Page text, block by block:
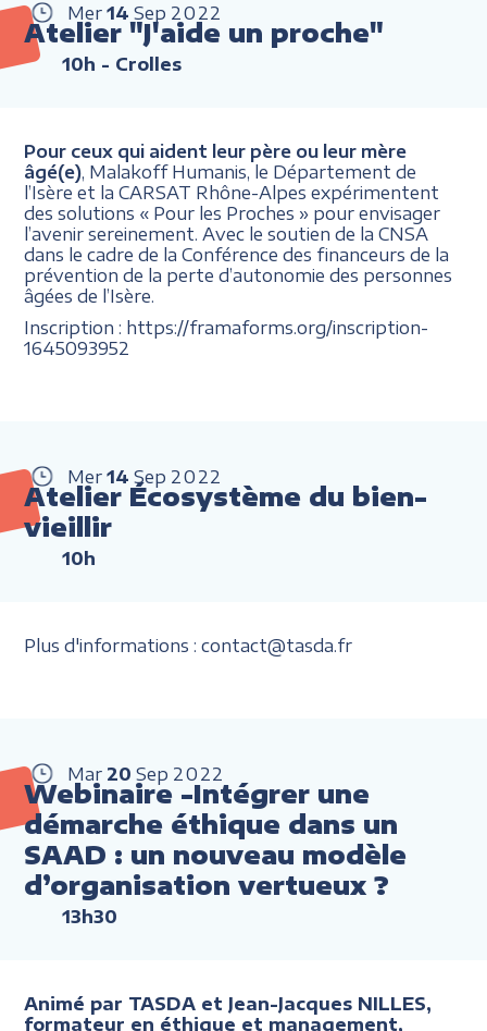
Mer 14 Sep 2022
Atelier "J'aide un proche"
10h - Crolles
Pour ceux qui aident leur père ou leur mère
âgé(e) , Malakoff Humanis, le Département de
l’Isère et la CARSAT Rhône-Alpes expérimentent
des solutions « Pour les Proches » pour envisager
l’avenir sereinement. Avec le soutien de la CNSA
dans le cadre de la Conférence des financeurs de la
prévention de la perte d’autonomie des personnes
âgées de l’Isère.
Inscription : https://framaforms.org/inscription-
1645093952
Mer 14 Sep 2022
Atelier Écosystème du bien-
vieillir
10h
Plus d'informations : contact@tasda.fr
Mar 20 Sep 2022
Webinaire -Intégrer une
démarche éthique dans un
SAAD : un nouveau modèle
d’organisation vertueux ?
13h30
Animé par TASDA et Jean-Jacques NILLES,
formateur en éthique et management,